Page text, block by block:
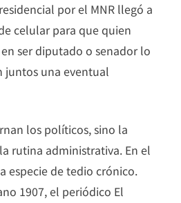
por el MNR llegó a
celular para que quien
ser diputado o senador lo
juntos una eventual
los políticos, sino la
rutina administrativa. En el
especie de tedio crónico.
1907, el periódico El